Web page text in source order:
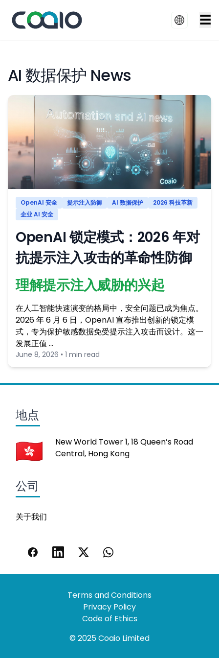
☰
AI 数据保护 News
OpenAI 安全 提示注入防御 AI 数据保护
2026 科技革新
企业 AI 安全
OpenAI 锁定模式：2026 年对
抗提示注入攻击的革命性防御
理解提示注入威胁的兴起
在人工智能快速演变的格局中，安全问题已成为焦点。
2026 年 6 月 6 日，OpenAI 宣布推出创新的锁定模
式，专为保护敏感数据免受提示注入攻击而设计。这一
发展正值 …
June 8, 2026 • 1 min read
地点
New World Tower 1, 18 Queen’s Road
Central, Hong Kong
公司
关于我们
Terms and Conditions
Privacy Policy
Code of Ethics
© 2025 Coaio Limited